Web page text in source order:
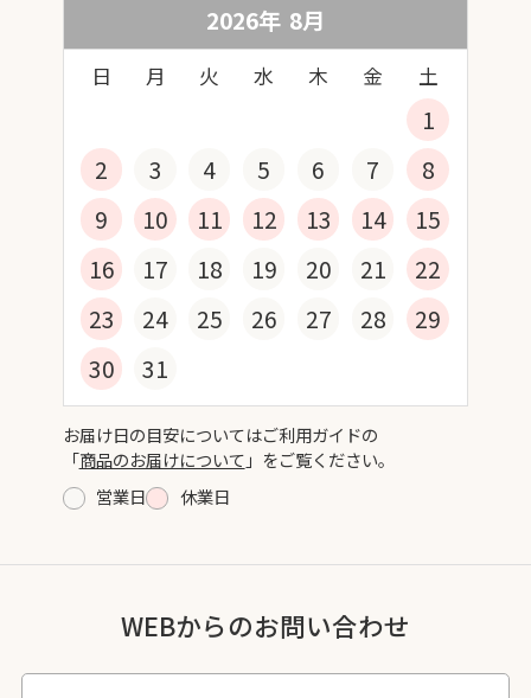
2026年 8月
日 月 火 水 木 金 土
1
2
3 4 5 6 7
8
9
10 11 12 13 14
15
16
17 18 19 20 21
22
23
24 25 26 27 28
29
30
31
お届け日の目安についてはご利用ガイドの
「商品のお届けについて 」をご覧ください。
営業日
休業日
WEBからのお問い合わせ